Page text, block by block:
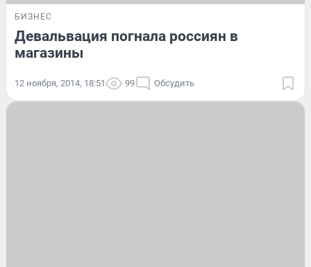
БИЗНЕС
Девальвация погнала россиян в
магазины
12 ноября, 2014, 18:51 99 Обсудить